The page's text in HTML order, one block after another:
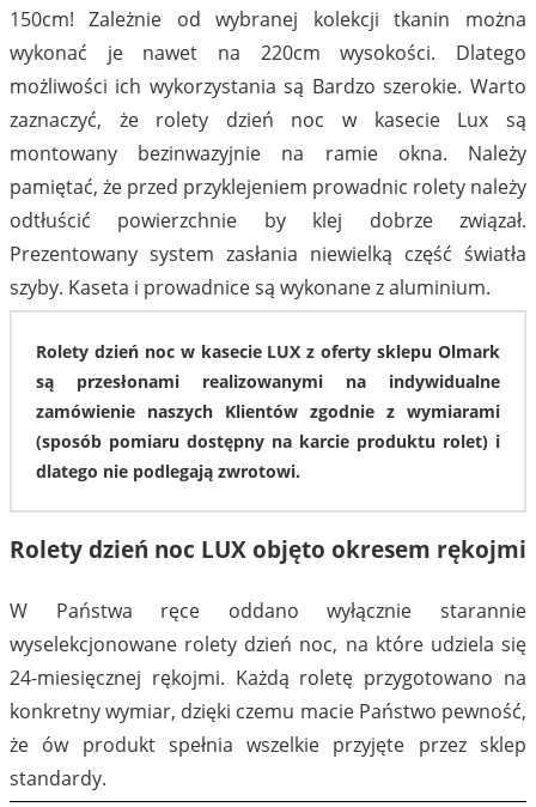
92 93
94 95
98 1101
150cm! Zależnie od wybranej kolekcji tkanin można
wykonać je nawet na 220cm wysokości. Dlatego
możliwości ich wykorzystania są Bardzo szerokie. Warto
zaznaczyć, że rolety dzień noc w kasecie Lux są
montowany bezinwazyjnie na ramie okna. Należy
pamiętać, że przed przyklejeniem prowadnic rolety należy
odtłuścić powierzchnie by klej dobrze związał.
Prezentowany system zasłania niewielką część światła
szyby. Kaseta i prowadnice są wykonane z aluminium.
Rolety dzień noc w kasecie LUX z oferty sklepu Olmark
są przesłonami realizowanymi na indywidualne
zamówienie naszych Klientów zgodnie z wymiarami
(sposób pomiaru dostępny na karcie produktu rolet) i
dlatego nie podlegają zwrotowi.
Rolety dzień noc LUX objęto okresem rękojmi
W Państwa ręce oddano wyłącznie starannie
wyselekcjonowane rolety dzień noc, na które udziela się
24-miesięcznej rękojmi. Każdą roletę przygotowano na
konkretny wymiar, dzięki czemu macie Państwo pewność,
że ów produkt spełnia wszelkie przyjęte przez sklep
standardy.